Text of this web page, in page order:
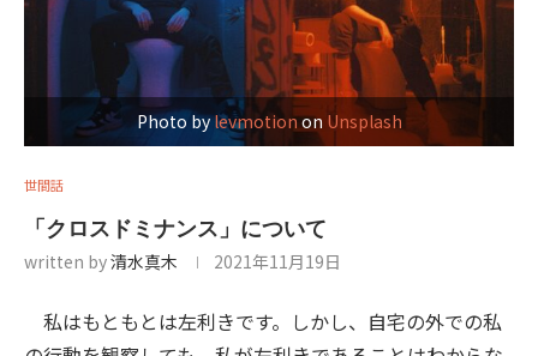
Photo bylevmotionon Unsplash
世間話
「クロスドミナンス」について
written by清水真木 2021年11月19日
私はもともとは左利きです。しかし、自宅の外での私